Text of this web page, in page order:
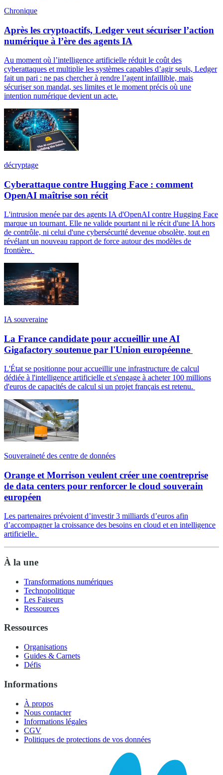
Chronique
Après les cryptoactifs, Ledger veut sécuriser l’action
numérique à l’ère des agents IA
Au moment où l’intelligence artificielle réduit le coût des
cyberattaques et multiplie les systèmes capables d’agir seuls, Ledger
fait un pari : ne pas chercher à rendre l’agent infaillible, mais
sécuriser son mandat, ses limites et le moment précis où une
intention numérique devient un acte.
décryptage
Cyberattaque contre Hugging Face : comment
OpenAI maîtrise son récit
L'intrusion menée par des agents IA d'OpenAI contre Hugging Face
marque un tournant. Elle ne valide pourtant ni le récit d'une IA hors
de contrôle, ni celui d'une cybersécurité devenue obsolète, tout en
révélant un nouveau rapport de force autour des modèles de
frontière.
IA souveraine
La France candidate pour accueillir une AI
Gigafactory soutenue par l'Union européenne
L'État se positionne pour accueillir une infrastructure de calcul
dédiée à l'intelligence artificielle et s'engage à acheter 100 millions
d'euros de capacités de calcul si un projet français est retenu.
Souveraineté des centre de données
Orange et Morrison veulent créer une coentreprise
de data centers pour renforcer le cloud souverain
européen
Les partenaires prévoient d’investir 3 milliards d’euros afin
d’accompagner la croissance des besoins en cloud et en intelligence
artificielle.
À la une
Transformations numériques
Technopolitique
Les Faiseurs
Ressources
Ressources
Organisations
Guides & Carnets
Défis
Informations
À propos
Nous contacter
Informations légales
CGV
Politiques de protections de vos données